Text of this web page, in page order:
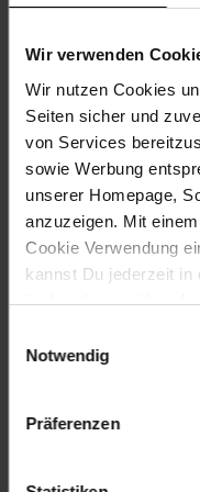
Wir verwenden
Wir nutzen Cookies
Seiten sicher und
von Services
sowie Werbung
unserer Homepage,
anzuzeigen. Mit
Cookie Verwendung
kannst Du jederzeit in
ändern bzw.
Notwendig
Präferenzen
Sitzbreite: ca. 48
Rückenhöhe: ca.
Damit Sie lange
empfehlen wir Ihnen
trockenen und
zusätzliche
Lebensdauer Ihrer
erfolgt ohne
Bitte beachten Sie:
Artikelnummer: